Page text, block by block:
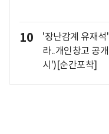
10
'장난감계 유재
라..개인창고 공
시')[순간포착]